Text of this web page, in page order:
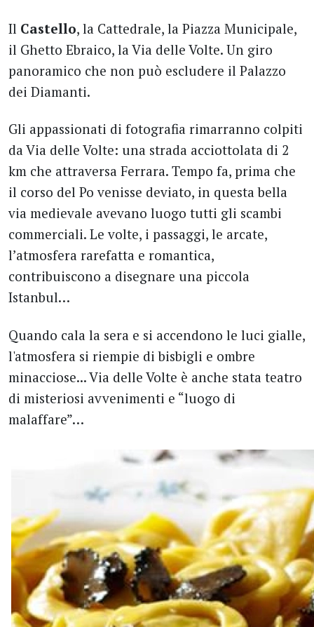
Il Castello, la Cattedrale, la Piazza Municipale,
il Ghetto Ebraico, la Via delle Volte. Un giro
panoramico che non può escludere il Palazzo
dei Diamanti.
Gli appassionati di fotografia rimarranno colpiti
da Via delle Volte: una strada acciottolata di 2
km che attraversa Ferrara. Tempo fa, prima che
il corso del Po venisse deviato, in questa bella
via medievale avevano luogo tutti gli scambi
commerciali. Le volte, i passaggi, le arcate,
l’atmosfera rarefatta e romantica,
contribuiscono a disegnare una piccola
Istanbul…
Quando cala la sera e si accendono le luci gialle,
l'atmosfera si riempie di bisbigli e ombre
minacciose... Via delle Volte è anche stata teatro
di misteriosi avvenimenti e “luogo di
malaffare”…